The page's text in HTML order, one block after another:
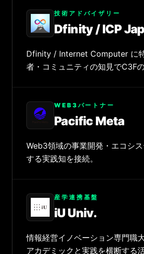
技術アドバイザリー
Dfinity / ICP
Dfinity / Internet Computer に
者・コミュニティの知見でC3Fの
WEB3パートナー
Pacific Meta
Web3領域の事業開発・エコシ
する実践知を接続。
産学連携基盤
iU Univ.
情報経営イノベーション専門職
アカデミックと実践を横断する